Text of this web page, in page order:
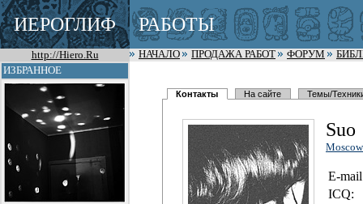
ИЕРОГЛИФ РАБОТЫ
http://Hiero.Ru НАЧАЛО ПРОДАЖА РАБОТ ФОРУМ
ИЗБРАННОЕ
Контакты На сайте Темы/
Suo
Moscow
E-
ICQ: